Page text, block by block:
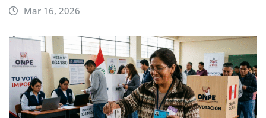
Mar 16, 2026